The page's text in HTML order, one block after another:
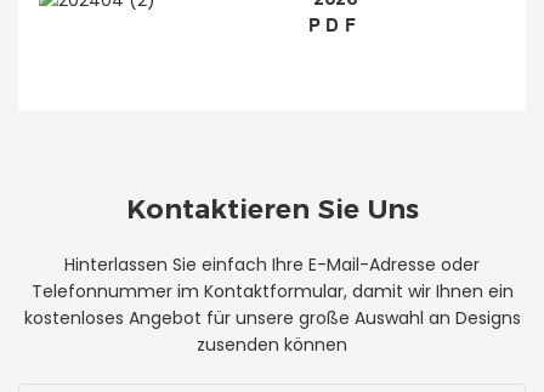
PDF
Kontaktieren Sie Uns
Hinterlassen Sie einfach Ihre E-Mail-Adresse oder
Telefonnummer im Kontaktformular, damit wir Ihnen ein
kostenloses Angebot für unsere große Auswahl an Designs
zusenden können